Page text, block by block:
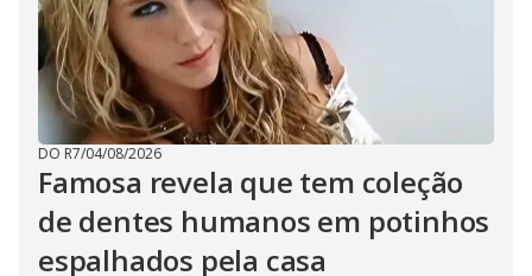
DO R7/04/08/2026
Famosa revela que tem coleção
de dentes humanos em potinhos
espalhados pela casa